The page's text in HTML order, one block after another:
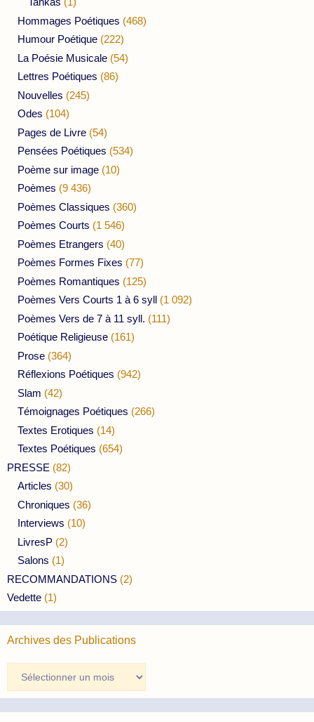
Hommages Poétiques (468)
Humour Poétique (222)
La Poésie Musicale (54)
Lettres Poétiques (86)
Nouvelles (245)
Odes (104)
Pages de Livre (54)
Pensées Poétiques (534)
Poème sur image (10)
Poèmes (9 436)
Poèmes Classiques (360)
Poèmes Courts (1 546)
Poèmes Etrangers (40)
Poèmes Formes Fixes (77)
Poèmes Romantiques (125)
Poèmes Vers Courts 1 à 6 syll (1 092)
Poèmes Vers de 7 à 11 syll. (111)
Poétique Religieuse (161)
Prose (364)
Réflexions Poétiques (942)
Slam (42)
Témoignages Poétiques (266)
Textes Erotiques (14)
Textes Poétiques (654)
PRESSE (82)
Articles (30)
Chroniques (36)
Interviews (10)
LivresP (2)
Salons (1)
RECOMMANDATIONS (2)
Vedette (1)
Archives des Publications
des
Publications